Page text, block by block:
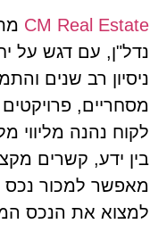
CM Real Estate
נדל"ן, עם דגש על
מסחריים,
לקוח נהנה מליווי
בין ידע, קשרים
מאפשר למכור נכס
למצוא את הנכס